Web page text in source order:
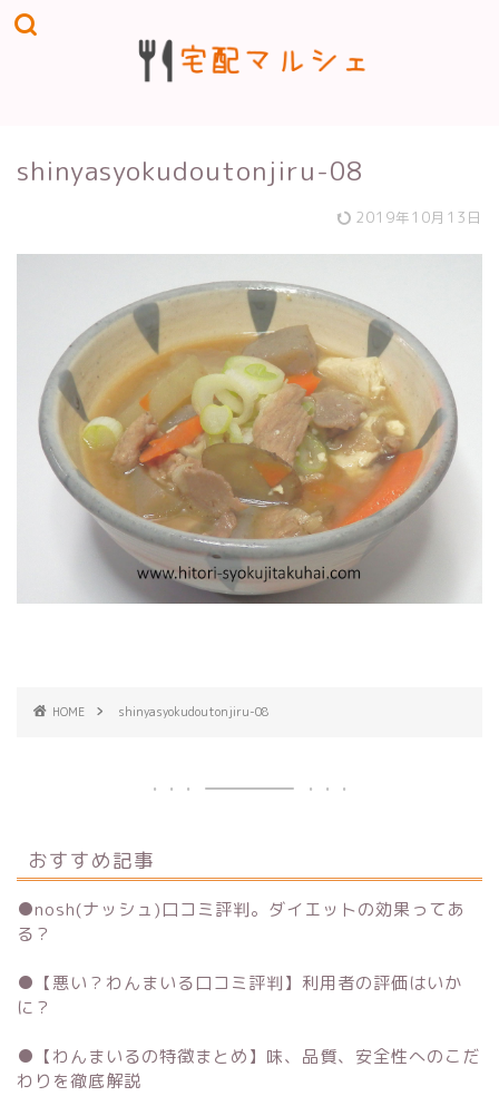
shinyasyokudoutonjiru-08
2019年10月13日
HOME shinyasyokudoutonjiru-08
おすすめ記事
●nosh(ナッシュ)口コミ評判。ダイエットの効果ってあ
る？
● 【悪い？わんまいる口コミ評判】利用者の評価はいか
に？
● 【わんまいるの特徴まとめ】味、品質、安全性へのこだ
わりを徹底解説